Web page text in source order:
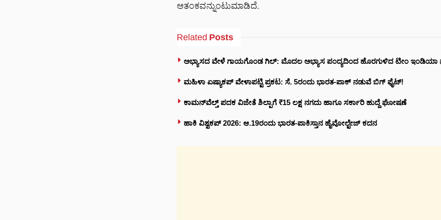
ಆತಂಕವನ್ನುಂಟುಮಾಡಿದೆ.
Related Posts
ಅಭ್ಯಾಸದ ವೇಳೆ ಗಾಯಗೊಂಡ ಗಿಲ್: ಮೊದಲ ಅಭ್ಯಾಸ ಪಂದ್ಯದಿಂದ ಹೊರಗುಳಿದ ಟೀಂ
ಮಹಿಳಾ ಏಷ್ಯಾಕಪ್ ವೇಳಾಪಟ್ಟಿ ಪ್ರಕಟ: ಸೆ. 5ರಂದು ಭಾರತ-ಪಾಕ್‌ ನಡುವೆ ಬಿಗ್ ಫೈಟ್!
ಕಾಮನ್‌ವೆಲ್ತ್ ಪದಕ ವಿಜೇತೆ ಶಿಲ್ಪಾಗೆ ₹15 ಲಕ್ಷ ನಗದು ಹಾಗೂ ಸರ್ಕಾರಿ ಹುದ್ದೆ ಘೋಷಣೆ
ಹಾಕಿ ವಿಶ್ವಕಪ್ 2026: ಆ.19ರಂದು ಭಾರತ-ಪಾಕಿಸ್ತಾನ ಹೈವೋಲ್ಟೇಜ್ ಕದನ